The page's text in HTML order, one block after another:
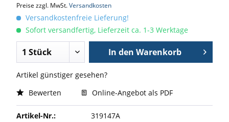
Preise zzgl. MwSt.Versandkosten
Versandkostenfreie Lieferung!
Sofort versandfertig, Lieferzeit ca. 1-3 Werktage
In den Warenkorb
Artikel günstiger gesehen?
Bewerten
Online-Angebot als PDF
Artikel-Nr.: 319147A